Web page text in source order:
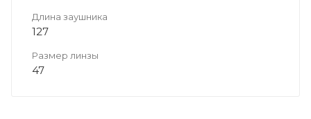
Длина заушника
127
Размер линзы
47